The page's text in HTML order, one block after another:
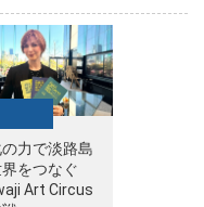
力で淡路島
界をつなぐ
Art Circus